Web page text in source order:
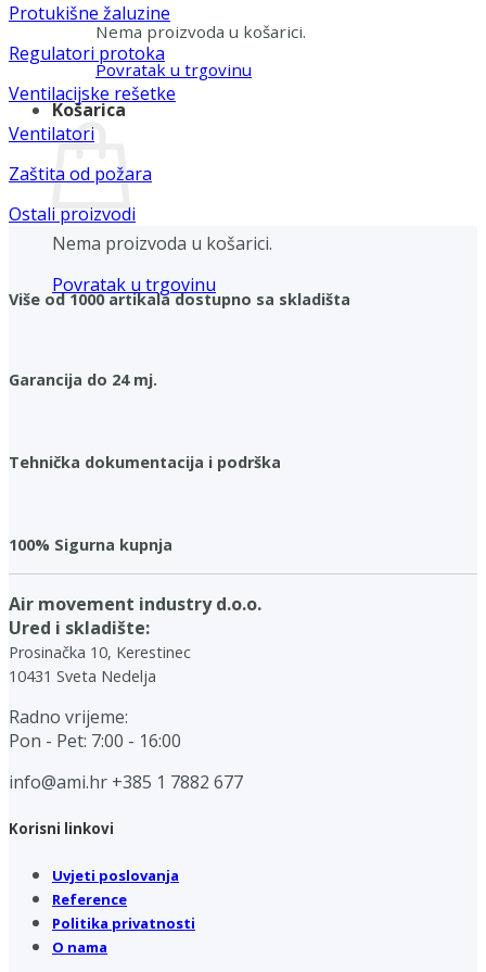
Nema proizvoda u košarici.
Povratak u trgovinu
Košarica
Nema proizvoda u košarici.
Povratak u trgovinu
Protukišne žaluzine
Regulatori protoka
Ventilacijske rešetke
Ventilatori
Zaštita od požara
Ostali proizvodi
Više od 1000 artikala dostupno sa skladišta
Garancija do 24 mj.
Tehnička dokumentacija i podrška
100% Sigurna kupnja
Air movement industry d.o.o.
Ured i skladište:
Prosinačka 10, Kerestinec
10431 Sveta Nedelja
Radno vrijeme:
Pon - Pet: 7:00 - 16:00
info@ami.hr +385 1 7882 677
Korisni linkovi
Uvjeti poslovanja
Reference
Politika privatnosti
O nama